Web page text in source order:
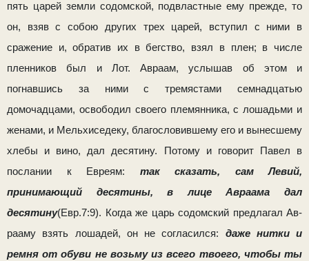
пять царей земли содомской, подвластные ему прежде, то
он, взяв с собою других трех царей, вступил с ними в
сражение и, обра­тив их в бегство, взял в плен; в числе
пленников был и Лот. Авраам, услышав об этом и
погнавшись за ними с тремястами семнадцатью
домочадцами, освободил своего пле­мянника, с лошадьми и
женами, и Мельхиседеку, благословившему его и вынесшему
хлебы и вино, дал десятину. Потому и говорит Павел в
послании к Евреям: так сказать, сам Левий,
принимающий десятины, в лице Авраама дал
десятину(Евр.7:9). Когда же царь содомский предлагал Ав­
рааму взять лошадей, он не согласился: даже нитки и
ремня от обуви не возьму из всего твоего, чтобы ты